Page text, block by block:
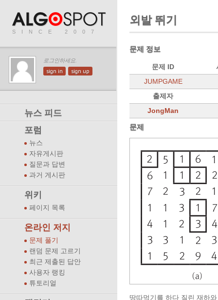
SINCE 2007
로그인하세요.
sign in sign up
뉴스 피드
포럼
뉴스
자유게시판
질문과 답변
과거 게시판
위키
페이지 목록
온라인 저지
문제 풀기
랜덤 문제 고르기
최근 제출된 답안
사용자 랭킹
튜토리얼
외발 뛰기
문제 정보
문제 ID
JUMPGAME
출제자
JongMan
문제
땅따먹기를 하다 질린 재하